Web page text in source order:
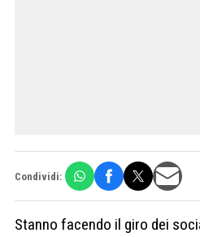
Condividi:
Stanno facendo il giro dei